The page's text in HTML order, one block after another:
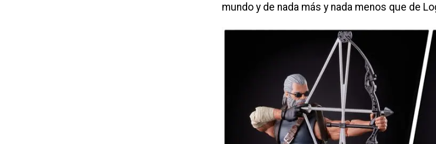
mundo y de nada más y nada menos que de